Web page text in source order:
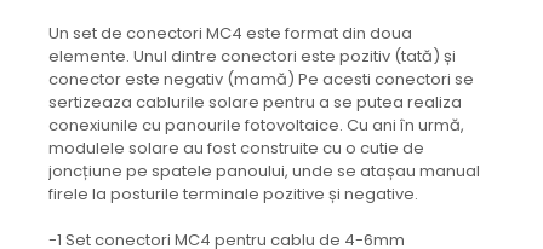
Un set de conectori MC4 este format din doua
elemente. Unul dintre conectori este pozitiv (tată) și
conector este negativ (mamă) Pe acesti conectori se
sertizeaza cablurile solare pentru a se putea realiza
conexiunile cu panourile fotovoltaice. Cu ani în urmă,
modulele solare au fost construite cu o cutie de
joncțiune pe spatele panoului, unde se atașau manual
firele la posturile terminale pozitive și negative.
-1 Set conectori MC4 pentru cablu de 4-6mm